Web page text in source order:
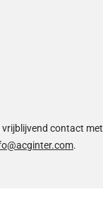
vrijblijvend contact met
.